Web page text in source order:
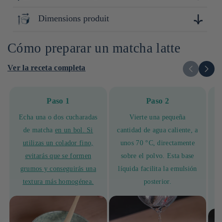
Kyoto
Dimensions produit
Cómo preparar un matcha latte
Ver la receta completa
Paso 1
Echa una o dos cucharadas
de matcha en un bol. Si
utilizas un colador fino,
evitarás que se formen
grumos y conseguirás una
textura más homogénea.
Paso 2
Vierte una pequeña
cantidad de agua caliente, a
unos 70 °C, directamente
sobre el polvo. Esta base
líquida facilita la emulsión
posterior.